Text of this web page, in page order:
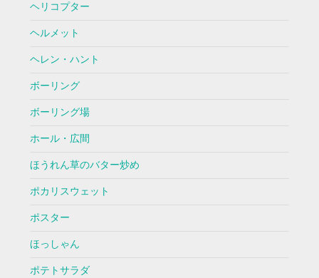
ヘリコプター
ヘルメット
ヘレン・ハント
ボーリング
ボーリング場
ホール・広間
ほうれん草のバター炒め
ポカリスウェット
ポスター
ほっしゃん
ポテトサラダ